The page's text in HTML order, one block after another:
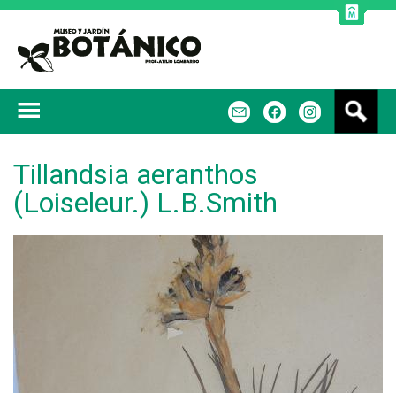
Tillandsia aeranthos
(Loiseleur.) L.B.Smith
s